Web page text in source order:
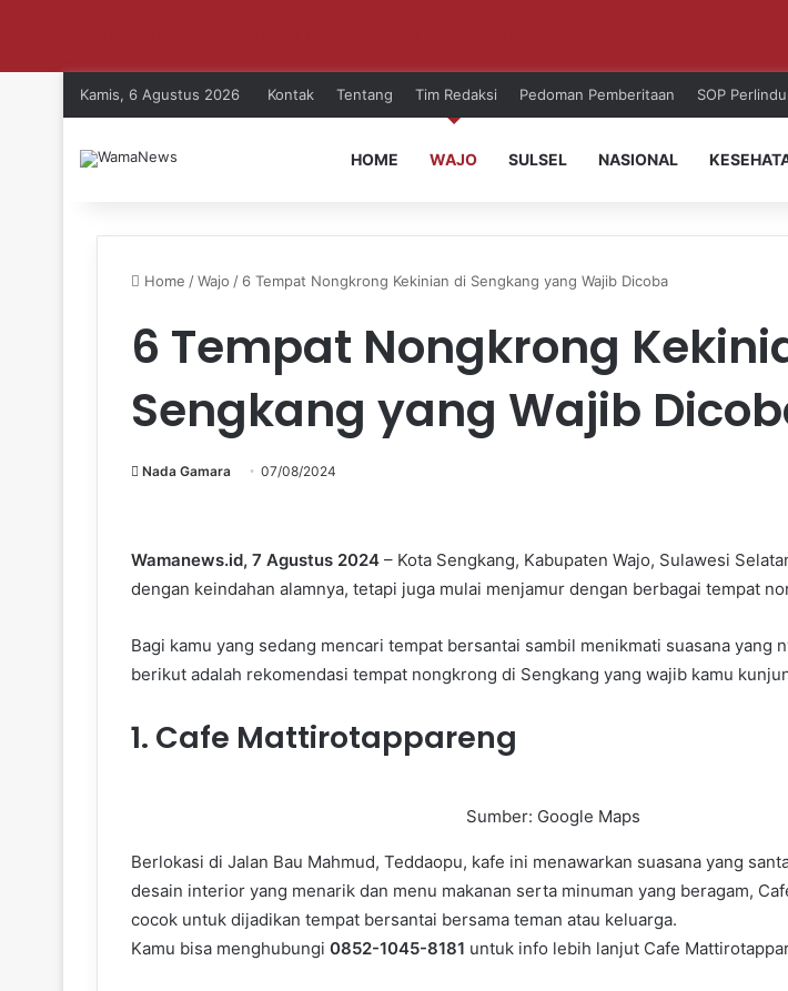
Kamis, 6 Agustus 2026 Kontak Tentang Tim Redaksi Pedoman Pemberitaan SOP
HOME WAJO SULSEL NASIONAL
Home /Wajo / 6 Tempat Nongkrong Kekinian di Sengkang yang Wajib Dicoba
6 Tempat Nongkrong
Sengkang yang Wajib
Nada Gamara 07/08/2024
Wamanews.id, 7 Agustus 2024 – Kota Sengkang, Kabupaten Wajo, Sulawesi
dengan keindahan alamnya, tetapi juga mulai menjamur dengan berbagai tempat
Bagi kamu yang sedang mencari tempat bersantai sambil menikmati suasana yang
berikut adalah rekomendasi tempat nongkrong di Sengkang yang wajib kamu
1. Cafe Mattirotappareng
Sumber: Google Maps
Berlokasi di Jalan Bau Mahmud, Teddaopu, kafe ini menawarkan suasana yang
desain interior yang menarik dan menu makanan serta minuman yang beragam,
cocok untuk dijadikan tempat bersantai bersama teman atau keluarga.
Kamu bisa menghubungi 0852-1045-8181 untuk info lebih lanjut Cafe